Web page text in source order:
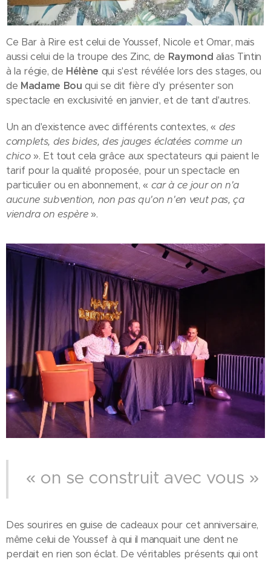
Ce Bar à Rire est celui de Youssef, Nicole et Omar, mais
aussi celui de la troupe des Zinc, de Raymond alias Tintin
à la régie, de Hélène qui s'est révélée lors des stages, ou
de Madame Bou qui se dit fière d'y présenter son
spectacle en exclusivité en janvier, et de tant d'autres.
Un an d'existence avec différents contextes, « des
complets, des bides, des jauges éclatées comme un
chico». Et tout cela grâce aux spectateurs qui paient le
tarif pour la qualité proposée, pour un spectacle en
particulier ou en abonnement, « car à ce jour on n'a
aucune subvention, non pas qu'on n'en veut pas, ça
viendra on espère».
« on se construit avec vous »
Des sourires en guise de cadeaux pour cet anniversaire,
même celui de Youssef à qui il manquait une dent ne
perdait en rien son éclat. De véritables présents qui ont